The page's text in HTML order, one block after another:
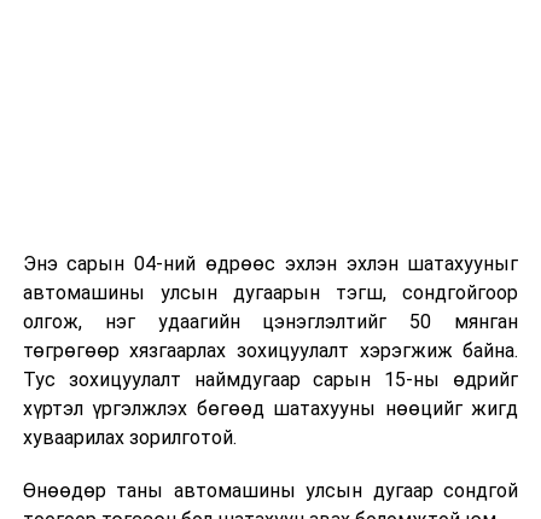
Энэ сарын 04-ний өдрөөс эхлэн эхлэн шатахууныг
автомашины улсын дугаарын тэгш, сондгойгоор
олгож, нэг удаагийн цэнэглэлтийг 50 мянган
төгрөгөөр хязгаарлах зохицуулалт хэрэгжиж байна.
Тус зохицуулалт наймдугаар сарын 15-ны өдрийг
хүртэл үргэлжлэх бөгөөд шатахууны нөөцийг жигд
хуваарилах зорилготой.
Өнөөдөр таны автомашины улсын дугаар сондгой